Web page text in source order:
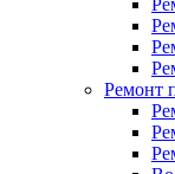
Ремонт